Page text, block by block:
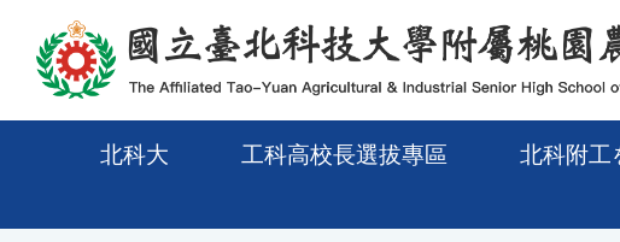
移至網頁之主要內容區位置
北科大 工科高校長選拔專區 北科附工